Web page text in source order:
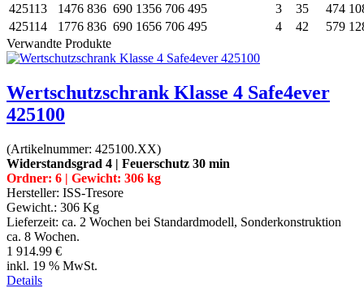
425113
1476 836 690 1356 706 495 3 35 474
425114
1776 836 690 1656 706 495 4 42 579
Verwandte Produkte
Wertschutzschrank Klasse 4 Safe4ever
425100
(Artikelnummer: 425100.XX)
Widerstandsgrad 4 | Feuerschutz 30 min
Ordner: 6 | Gewicht: 306 kg
Hersteller: ISS-Tresore
Gewicht.: 306 Kg
Lieferzeit: ca. 2 Wochen bei Standardmodell, Sonderkonstruktion
ca. 8 Wochen.
1 914.99 €
inkl. 19 % MwSt.
Details